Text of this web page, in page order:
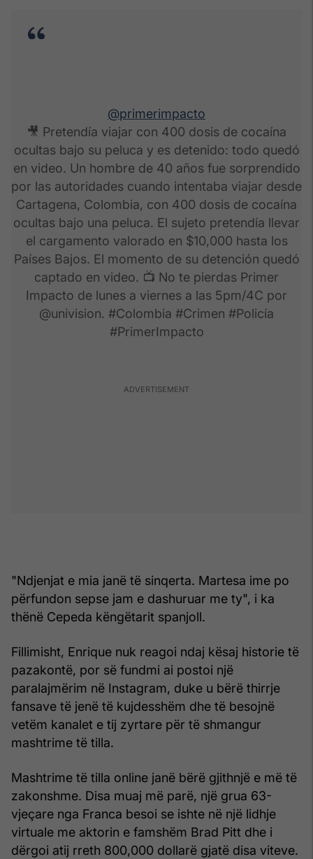
@primerimpacto
🎥 Pretendía viajar con 400 dosis de cocaína
ocultas bajo su peluca y es detenido: todo quedó
en video. Un hombre de 40 años fue sorprendido
por las autoridades cuando intentaba viajar desde
Cartagena, Colombia, con 400 dosis de cocaína
ocultas bajo una peluca. El sujeto pretendía llevar
el cargamento valorado en $10,000 hasta los
Países Bajos. El momento de su detención quedó
captado en video. 📺 No te pierdas Primer
Impacto de lunes a viernes a las 5pm/4C por
@univision. #Colombia #Crimen #Policía
#PrimerImpacto
"Ndjenjat e mia janë të sinqerta. Martesa ime po
përfundon sepse jam e dashuruar me ty", i ka
thënë Cepeda këngëtarit spanjoll.
Fillimisht, Enrique nuk reagoi ndaj kësaj historie të
pazakontë, por së fundmi ai postoi një
paralajmërim në Instagram, duke u bërë thirrje
fansave të jenë të kujdesshëm dhe të besojnë
vetëm kanalet e tij zyrtare për të shmangur
mashtrime të tilla.
Mashtrime të tilla online janë bërë gjithnjë e më të
zakonshme. Disa muaj më parë, një grua 63-
vjeçare nga Franca besoi se ishte në një lidhje
virtuale me aktorin e famshëm Brad Pitt dhe i
dërgoi atij rreth 800,000 dollarë gjatë disa viteve.